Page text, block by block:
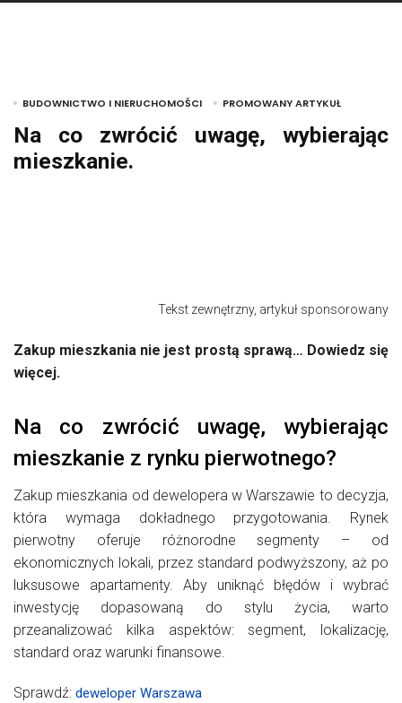
BUDOWNICTWO I NIERUCHOMOŚCI PROMOWANY ARTYKUŁ
Na co zwrócić uwagę, wybierając
mieszkanie.
Tekst zewnętrzny, artykuł sponsorowany
Zakup mieszkania nie jest prostą sprawą… Dowiedz się
więcej.
Na co zwrócić uwagę, wybierając
mieszkanie z rynku pierwotnego?
Zakup mieszkania od dewelopera w Warszawie to decyzja,
która wymaga dokładnego przygotowania. Rynek
pierwotny oferuje różnorodne segmenty – od
ekonomicznych lokali, przez standard podwyższony, aż po
luksusowe apartamenty. Aby uniknąć błędów i wybrać
inwestycję dopasowaną do stylu życia, warto
przeanalizować kilka aspektów: segment, lokalizację,
standard oraz warunki finansowe.
Sprawdź: deweloper Warszawa